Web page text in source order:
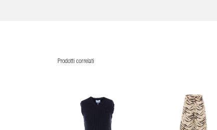
Prodotti correlati